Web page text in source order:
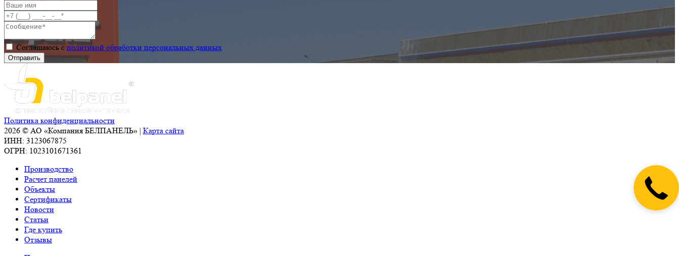
Соглашаюсь сполитикой обработки персональных данных
Политика конфиденциальности
2026 © АО «Компания БЕЛПАНЕЛЬ» | Карта сайта
ИНН: 3123067875
ОГРН: 1023101671361
Производство
Расчет панелей
Объекты
Сертификаты
Новости
Статьи
Где купить
Отзывы